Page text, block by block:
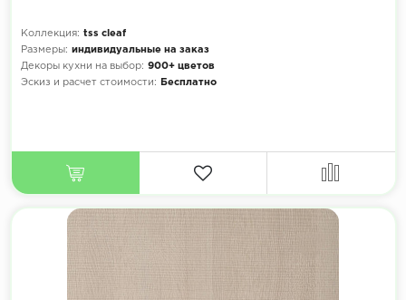
Коллекция: tss cleaf
Размеры: индивидуальные на заказ
Декоры кухни на выбор: 900+ цветов
Эскиз и расчет стоимости:
Бесплатно